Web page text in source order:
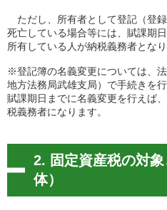
ただし、所有者として登記（登
死亡している場合等には、賦課期
所有している人が納税義務者となり
※登記簿の名義変更については、
地方法務局武雄支局）で手続きを
賦課期日までに名義変更を行えば
税義務者になります。
2. 固定資産税の対
体）